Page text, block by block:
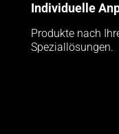
Individuelle
Produkte nach
Speziallösungen.